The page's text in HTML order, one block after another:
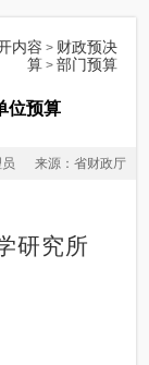
内容 > 财政预决
算> 部门预算
位预算
来源：省财政厅
研究所